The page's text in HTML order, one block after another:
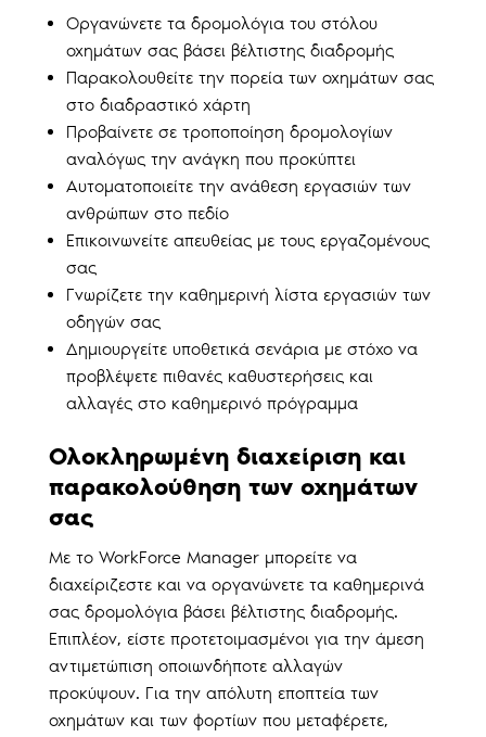
Οργανώνετε τα δρομολόγια του στόλου
οχημάτων σας βάσει βέλτιστης διαδρομής
Παρακολουθείτε την πορεία των οχημάτων σας
στο διαδραστικό χάρτη
Προβαίνετε σε τροποποίηση δρομολογίων
αναλόγως την ανάγκη που προκύπτει
Αυτοματοποιείτε την ανάθεση εργασιών των
ανθρώπων στο πεδίο
Επικοινωνείτε απευθείας με τους εργαζομένους
σας
Γνωρίζετε την καθημερινή λίστα εργασιών των
οδηγών σας
Δημιουργείτε υποθετικά σενάρια με στόχο να
προβλέψετε πιθανές καθυστερήσεις και
αλλαγές στο καθημερινό πρόγραμμα
Ολοκληρωμένη διαχείριση και
παρακολούθηση των οχημάτων
σας
Με το WorkForce Manager μπορείτε να
διαχείριζεστε και να οργανώνετε τα καθημερινά
σας δρομολόγια βάσει βέλτιστης διαδρομής.
Επιπλέον, είστε προτετοιμασμένοι για την άμεση
αντιμετώπιση οποιωνδήποτε αλλαγών
προκύψουν. Για την απόλυτη εποπτεία των
οχημάτων και των φορτίων που μεταφέρετε,